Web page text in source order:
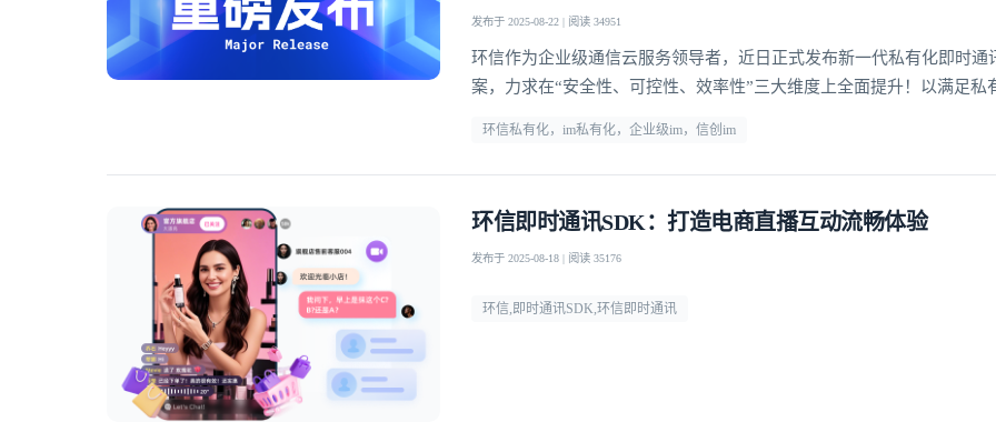
发布于 2025-08-22 | 阅读 34951
环信作为企业级通信云服务领导者，近日正式发布新一代私有化即时通
案，力求在“安全性、可控性、效率性”三大维度上全面提升！以满足私
环信私有化，im私有化，企业级im，信创im
环信即时通讯SDK：打造电商直播互动流畅体验
发布于 2025-08-18 | 阅读 35176
环信,即时通讯SDK,环信即时通讯